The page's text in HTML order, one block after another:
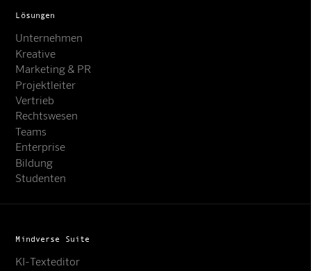
Lösungen
Unternehmen
Kreative
Marketing & PR
Projektleiter
Vertrieb
Rechtswesen
Teams
Enterprise
Bildung
Studenten
Mindverse Suite
KI-Texteditor